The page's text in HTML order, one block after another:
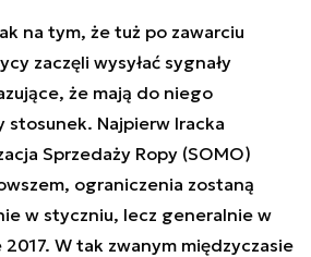
na tym, że tuż po zawarciu
zaczęli wysyłać sygnały
że mają do niego
Najpierw Iracka
Sprzedaży Ropy (SOMO)
ograniczenia zostaną
w styczniu, lecz generalnie w
W tak zwanym międzyczasie